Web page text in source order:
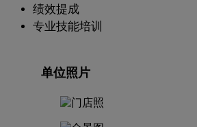
绩效提成
专业技能培训
单位照片